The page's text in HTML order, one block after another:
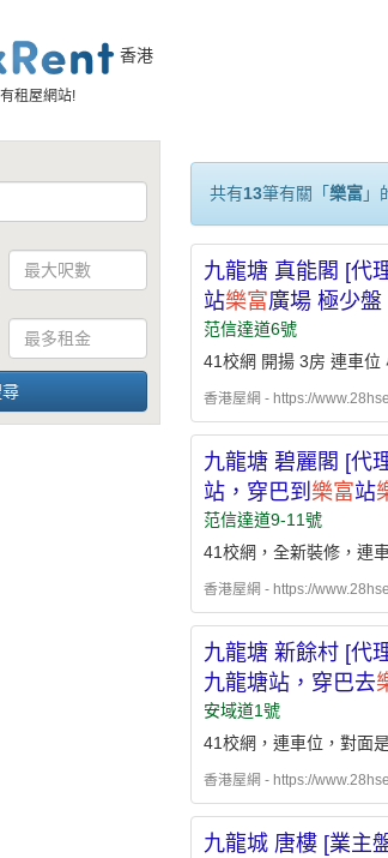
香港
租屋網站!
共有13筆有關「 樂富」
九龍塘 真能閣 [代
站樂富廣場 極少盤
范信達道6號
41校網 開揚 3房 連車位
香港屋網 - https://
九龍塘 碧麗閣 [代
站，穿巴到 樂富站
范信達道9-11號
41校網，全新裝修，連
香港屋網 - https://
九龍塘 新餘村 [代
九龍塘站，穿巴去
安域道1號
41校網，連車位，對面
香港屋網 - https://
九龍城 唐樓 [業主